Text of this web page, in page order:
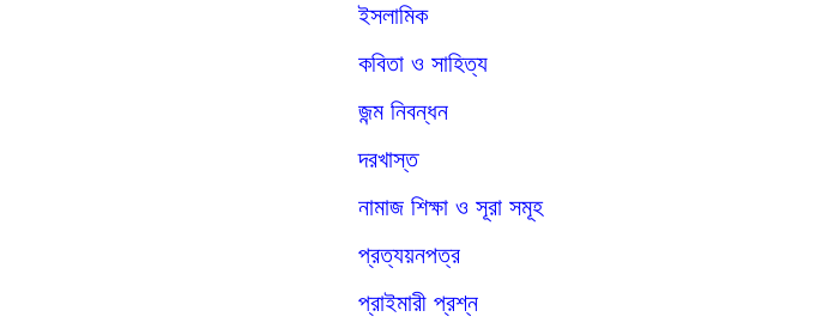
ইসলামিক
কবিতা ও সাহিত্য
জন্ম নিবন্ধন
দরখাস্ত
নামাজ শিক্ষা ও সূরা সমূহ
প্রত্যয়নপত্র
প্রাইমারী প্রশ্ন